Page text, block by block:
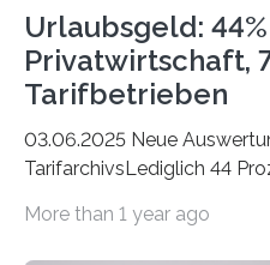
Urlaubsgeld:
Privatwirtschaft,
Tarifbetrieben
03.06.2025 Neue
TarifarchivsLediglich 44
tarifgebundenen Betrieben
More than 1 year ago